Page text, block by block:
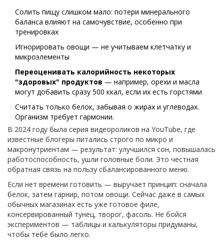
Солить пищу слишком мало: потери минерального
баланса влияют на самочувствие, особенно при
тренировках
Игнорировать овощи — не учитываем клетчатку и
микроэлементы
Переоценивать калорийность некоторых
"здоровых" продуктов — например, орехи и масла
могут добавить сразу 500 ккал, если их есть горстями
Считать только белок, забывая о жирах и углеводах.
Организм требует гармонии.
В 2024 году была серия видеороликов на YouTube, где
известные блогеры питались строго по микро и
макронутриентам — результат: улучшился сон, повышалась
работоспособность, ушли головные боли. Это честная
обратная связь на пользу сбалансированного меню.
Если нет времени готовить — выручает принцип: сначала
белок, затем гарнир, потом овощи. Сейчас даже в самых
обычных магазинах есть уже готовое филе,
консервированный тунец, творог, фасоль. Не бойся
экспериментов — таблицы и калькуляторы придуманы,
чтобы тебе было легко.